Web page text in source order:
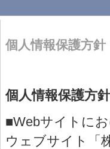
個人情報保護方針
個人情報保護方針
■Webサイトに
ウェブサイト「